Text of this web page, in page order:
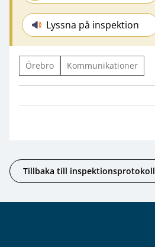
Lyssna på inspektion
Örebro Kommunikationer
Tillbaka till inspektionsprotokoll